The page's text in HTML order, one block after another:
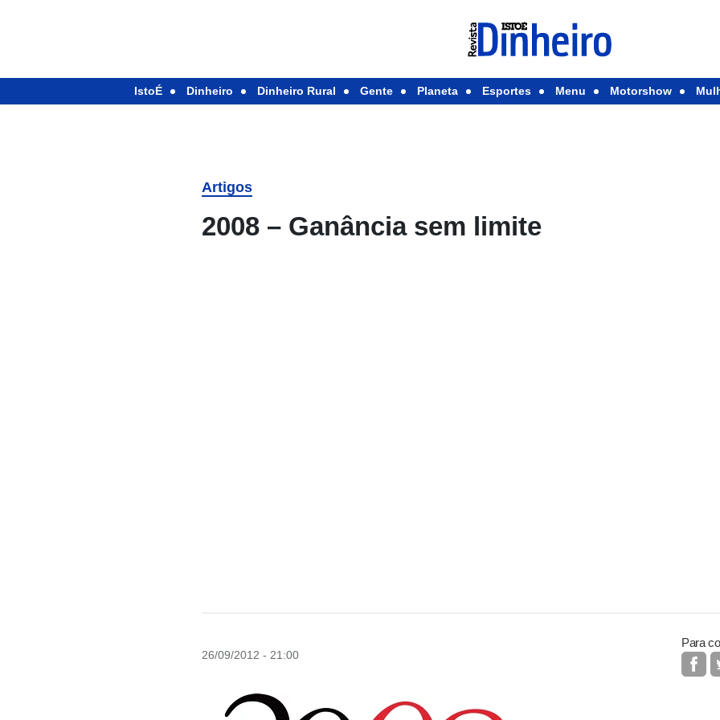
IstoÉ Dinheiro Dinheiro Rural Gente Planeta Esportes Menu Motorshow
Artigos
2008 – Ganância sem limite
26/09/2012 - 21:00
Para